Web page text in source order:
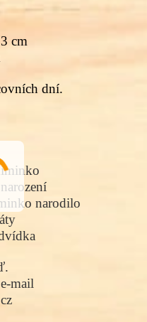
cm
dní.
narození
narodilo
mail